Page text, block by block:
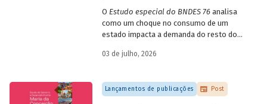
O Estudo especial do BNDES 76analisa
como um choque no consumo de um
estado impacta a demanda do resto do
Grande do Sul.
03 de julho, 2026
Lançamentos de publicações Post